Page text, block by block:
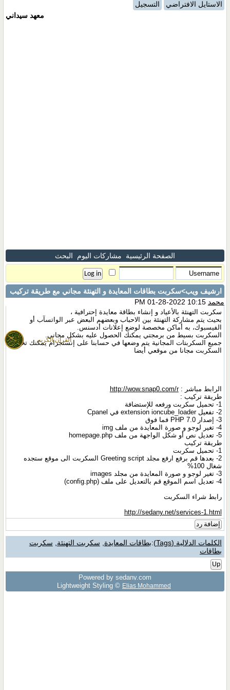
القران الكريم
الاستايل الافتراضي
التسجيل
معهد سيداني
الصفحة الرئيسية مشاركات اليوم البحث
ارشيف ويب>سكربت بطاقات المعايدة و التهنئة مجاني مع طريقة تركيب
محمد 10:15 PM 01-28-2022
سكربت التهنئة بالأعياد و إنشاء بطاقة معايدة إحترافية ،
بحيث يتم مشاركة التهنئة بين الاحباب وبعضهم البعض عبر الواتسآب أو
الفيسبوك، به أماكن مخصصة لوضع إعلانات أدسنس.
السكربت بسيط من برمجتي يمكنك الحصول عليه بشكل مجاني.
جميع السكربتات المجانية يتم وضعها في حسابنا على إنستجرام يمكنك تحميل
السكربت مجانا من موقعي أيضا
الرابط مباشر :http://wow.snap0.com/r
طريقة تركيب :
1- تحميل سكربت ورفعه للإستضافة
2- تفعيل extension ioncube_loader في Cpanel
3- إصدار PHP 7.0 فما فوق
4- تغير لوجو و صورة المعايدة من ملف img
5- تعديل نص أو شكل الواجهة من ملف homepage.php
طريقة تركيب
1- تحميل سكربت
2- بعدها قم برفع ارفع مجلد Greeting script السكربت الى موقع ستجده
شغال 100%
3- تغير لوجو و صورة المعايدة من مجلد images
4- تعديل اسم الموقع قم بالتعديل على ملف (config.php)
رابط شراء السكربت
http://sedany.net/services-1.html
إضافة رد
الكلمات الدلالية (Tags) :بطاقات المعايدة سكربت التهنئة
سكربت
بطاقات
Up
Powered by sedany.com
Lightweight Styling © Elias Mohammed